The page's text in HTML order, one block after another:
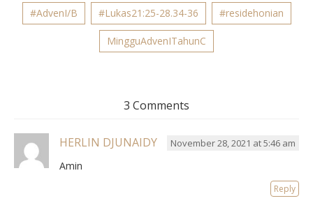
#AdvenI/B #Lukas21:25-28.34-36 #residehonian
MingguAdvenITahunC
3 Comments
HERLIN DJUNAIDY November 28, 2021 at 5:46 am
Amin
Reply